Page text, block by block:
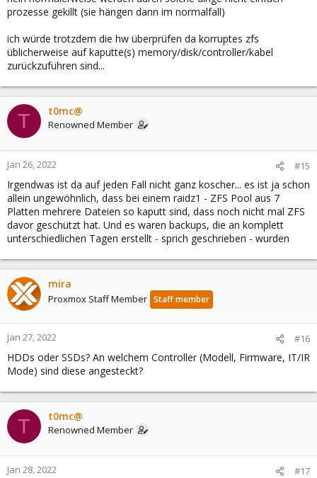
prozesse gekillt (sie hängen dann im normalfall)
ich würde trotzdem die hw überprüfen da korruptes zfs
üblicherweise auf kaputte(s) memory/disk/controller/kabel
zurückzuführen sind...
T t0mc@
Renowned Member
Jan 26, 2022 #15
Irgendwas ist da auf jeden Fall nicht ganz koscher... es ist ja schon
allein ungewöhnlich, dass bei einem raidz1 - ZFS Pool aus 7
Platten mehrere Dateien so kaputt sind, dass noch nicht mal ZFS
davor geschützt hat. Und es waren backups, die an komplett
unterschiedlichen Tagen erstellt - sprich geschrieben - wurden
mira
Proxmox Staff Member Staff member
Jan 27, 2022 #16
HDDs oder SSDs? An welchem Controller (Modell, Firmware, IT/IR
Mode) sind diese angesteckt?
T t0mc@
Renowned Member
Jan 28, 2022 #17